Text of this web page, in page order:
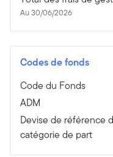
Au 30/06/2026
Codes de fonds
Code du Fonds
ADM
Devise de référence
catégorie de part